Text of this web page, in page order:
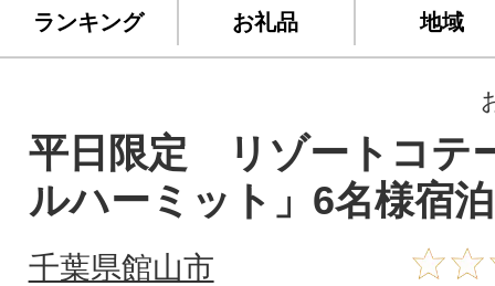
ランキング お礼品 地域
平日限定 リゾートコテ
ルハーミット」6名様宿
千葉県館山市